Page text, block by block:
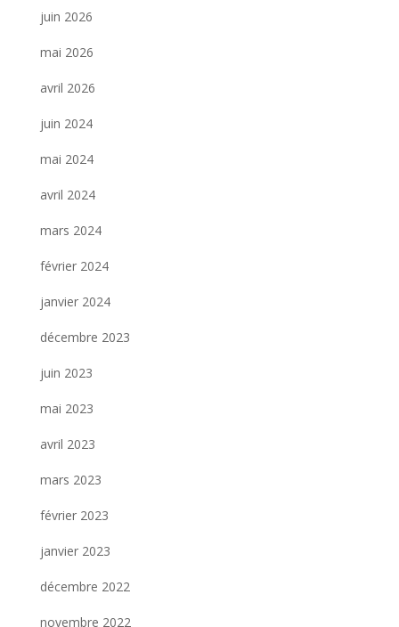
juin 2026
mai 2026
avril 2026
juin 2024
mai 2024
avril 2024
mars 2024
février 2024
janvier 2024
décembre 2023
juin 2023
mai 2023
avril 2023
mars 2023
février 2023
janvier 2023
décembre 2022
novembre 2022